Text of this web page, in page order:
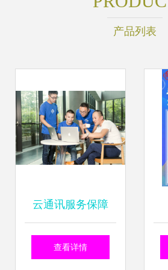
产品列表
云通讯服务保障
难？网易云信金牌
查看详情